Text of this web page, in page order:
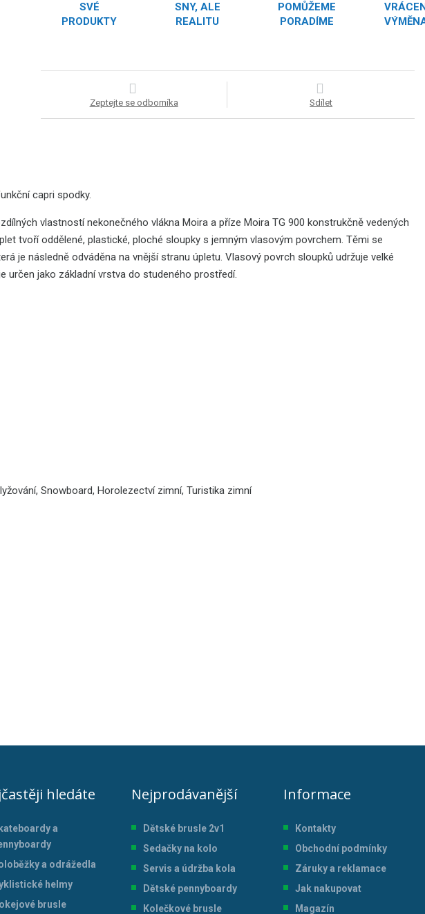
SVÉ
PRODUKTY
SNY, ALE
REALITU
POMŮŽEME
PORADÍME
Zeptejte se odborníka Sdílet
capri spodky.
vlastností nekonečného vlákna Moira a příze Moira TG 900 konstrukčně vedených
tvoří oddělené, plastické, ploché sloupky s jemným vlasovým povrchem. Těmi se
je následně odváděna na vnější stranu úpletu. Vlasový povrch sloupků udržuje velké
určen jako základní vrstva do studeného prostředí.
Snowboard, Horolezectví zimní, Turistika zimní
hledáte
a
a odrážedla
helmy
brusle
Nejprodávanější
Dětské brusle 2v1
Sedačky na kolo
Servis a údržba kola
Dětské pennyboardy
Kolečkové brusle
Informace
Kontakty
Obchodní podmínky
Záruky a reklamace
Jak nakupovat
Magazín